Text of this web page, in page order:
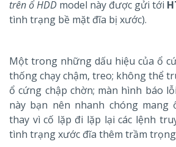
trên ổ HDD model này được gửi tới
tình trạng bề mặt đĩa bị xước).
Một trong những dấu hiệu của ổ
thống chạy chậm, treo; không thể
ổ cứng chập chờn; màn hình báo
này bạn nên nhanh chóng
thay vì cố lặp đi lặp lại các lệnh
tình trạng xước đĩa thêm trầm